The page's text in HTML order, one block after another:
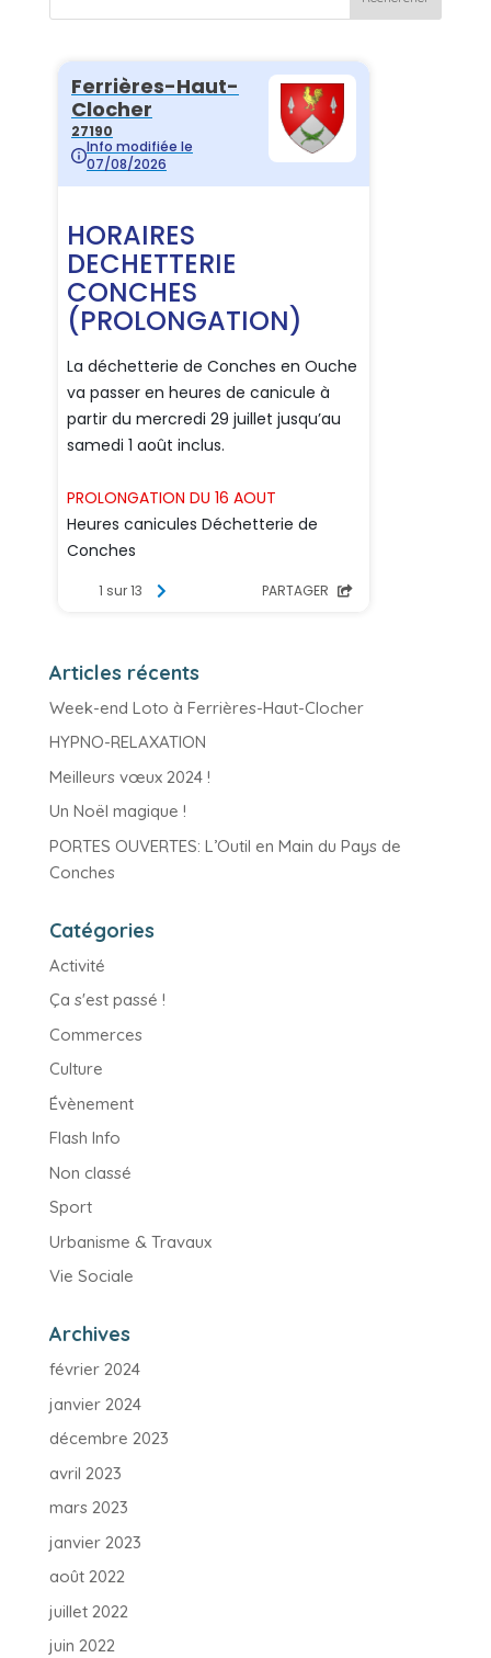
Articles récents
Week-end Loto à Ferrières-Haut-Clocher
HYPNO-RELAXATION
Meilleurs vœux 2024 !
Un Noël magique !
PORTES OUVERTES: L’Outil en Main du Pays de
Conches
Catégories
Activité
Ça s'est passé !
Commerces
Culture
Évènement
Flash Info
Non classé
Sport
Urbanisme & Travaux
Vie Sociale
Archives
février 2024
janvier 2024
décembre 2023
avril 2023
mars 2023
janvier 2023
août 2022
juillet 2022
juin 2022